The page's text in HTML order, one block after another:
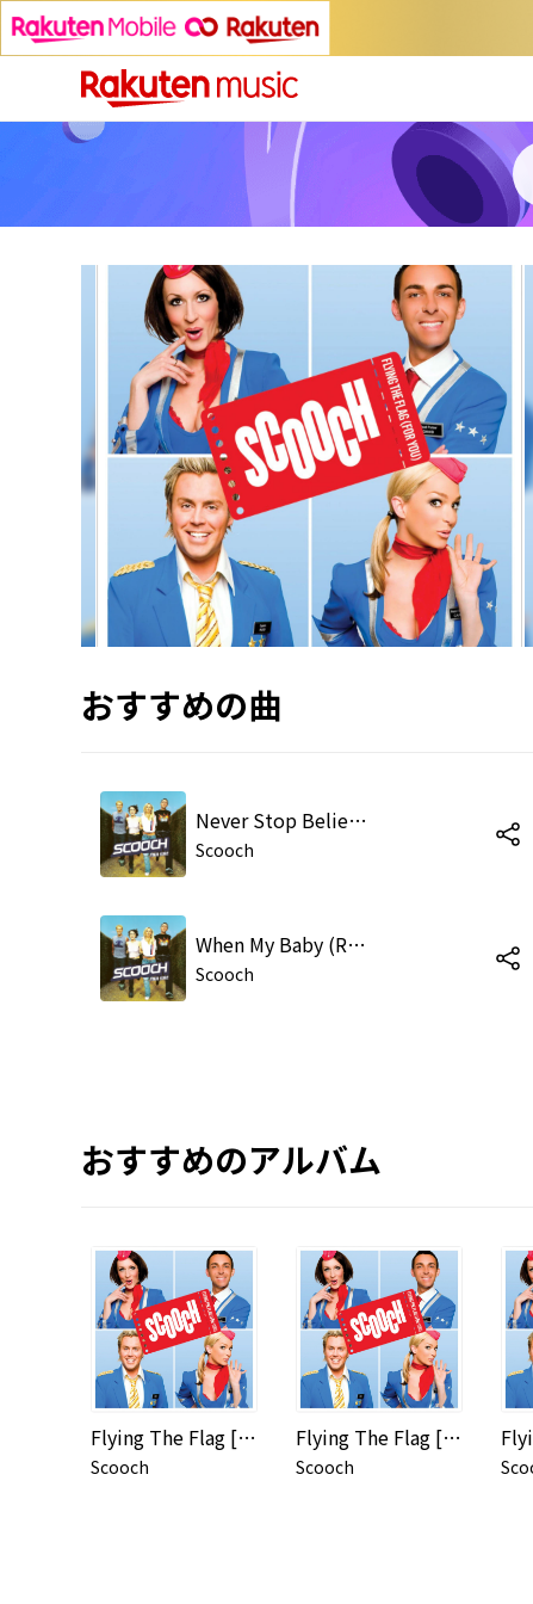
おすすめの曲
Never Stop Believing
Scooch
When My Baby (Radio Edit)
Scooch
おすすめのアルバム
Flying The Flag [For You] (i-Tunes exclusive DMD)
Scooch
Flying The Flag [For You] [Languages]
Scooch